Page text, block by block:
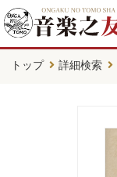
トップ 詳細検索